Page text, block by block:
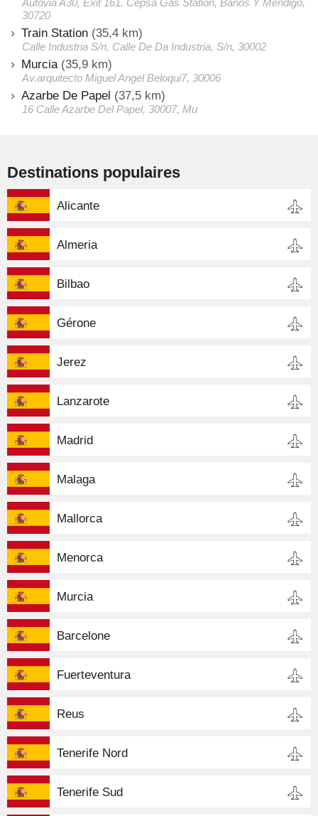
30720
Train Station (35,4 km)
Calle Industria S/n, Calle De Da Industria, S/n, 30002
Murcia (35,9 km)
Av.arquitecto Miguel Angel Beloqui7, 30006
Azarbe De Papel (37,5 km)
16 Calle Azarbe Del Papel, 30007, Mu
Destinations populaires
Alicante
Almeria
Bilbao
Gérone
Jerez
Lanzarote
Madrid
Malaga
Mallorca
Menorca
Murcia
Barcelone
Fuerteventura
Reus
Tenerife Nord
Tenerife Sud